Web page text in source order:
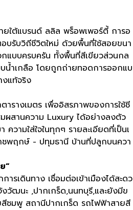
ยใต้แบรนด์ ลลิล พร็อพเพอร์ตี้ การอ
บรับวิถีชีวิตใหม่ ด้วยพื้นที่ใช้สอยขนา
แบบครบครัน ทั้งพื้นที่สีเขียวส่วนกล
น้ำเกลือ โดยถูกถ่ายทอดการออกแบ
แท้จริง
ารางเมตร เพื่ออิสรภาพของการใช้ชี
สานความ Luxury ได้อย่างลงตัว
ามใส่ใจในทุกๆ รายละเอียดที่เป็นเ
ชพฤกษ์ - ปทุมธานี บ้านที่ปลูกบนควา
”
รเดินทาง เชื่อมต่อเข้าเมืองได้สะดว
ฒนะ ,ปากเกร็ด,นนทบุรี,และยังมีข
สีชมพู สถานีปากเกร็ด รถไฟฟ้าสายสี